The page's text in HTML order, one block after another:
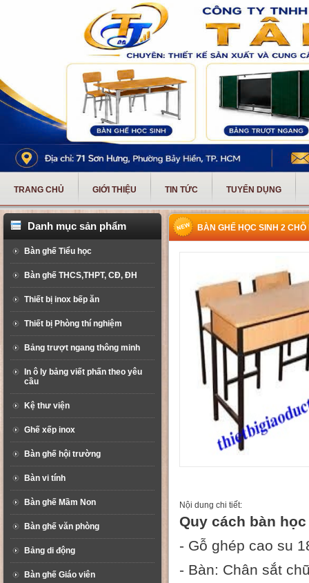
TRANG CHỦ GIỚI THIỆU TIN TỨC TUYỂN DỤNG
Danh mục sản phẩm
Bàn ghế Tiểu học
Bàn ghế THCS,THPT, CĐ, ĐH
Thiết bị inox bếp ăn
Thiết bị Phòng thí nghiệm
Bảng trượt ngang thông minh
In ô ly bảng viết phấn theo yêu
cầu
Kệ thư viện
Ghế xếp inox
Bàn ghế hội trường
Bàn vi tính
Bàn ghế Mầm Non
Bàn ghế văn phòng
Bảng di động
Bàn ghế Giáo viên
BÀN GHẾ HỌC SINH 2 CHỖ
Nội dung chi tiết:
Quy cách bàn
- Gỗ ghép cao su
- Bàn: Chân sắt